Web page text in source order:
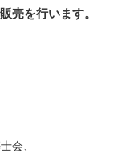
売を行います。
会、